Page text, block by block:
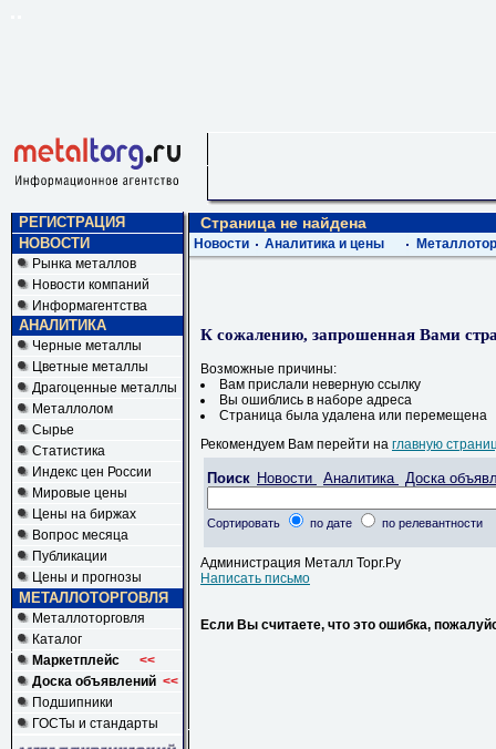
РЕГИСТРАЦИЯ
НОВОСТИ
Рынка металлов
Новости компаний
Информагентства
АНАЛИТИКА
Черные металлы
Цветные металлы
Драгоценные металлы
Металлолом
Сырье
Статистика
Индекс цен России
Мировые цены
Цены на биржах
Вопрос месяца
Публикации
Цены и прогнозы
МЕТАЛЛОТОРГОВЛЯ
Металлоторговля
Каталог
Маркетплейс
<<
Доска объявлений <<
Подшипники
ГОСТы и стандарты
Страница не найдена
Новости Аналитика и цены
К сожалению, запрошенная Вами
Возможные причины:
Вам прислали неверную ссылку
Вы ошиблись в наборе адреса
Страница была удалена или перемещена
Рекомендуем Вам перейти на главную
Поиск Новости Аналитика Доска
Сортировать по дате по релевантности
Администрация Металл Торг.Ру
Написать письмо
Если Вы считаете, что это ошибка,